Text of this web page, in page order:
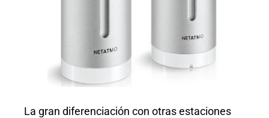
La gran diferenciación con otras estaciones